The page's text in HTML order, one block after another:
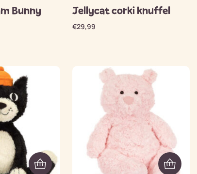
Bunny
Jellycat corki knuffel
€29,99